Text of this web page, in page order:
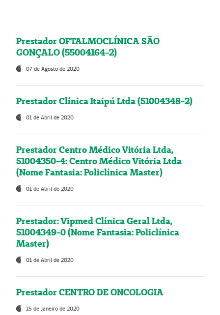
Prestador OFTALMOCLÍNICA SÃO
GONÇALO (55004164-2)
07 de Agosto de 2020
Prestador Clínica Itaipú Ltda (51004348-2)
01 de Abril de 2020
Prestador Centro Médico Vitória Ltda,
51004350-4: Centro Médico Vitória Ltda
(Nome Fantasia: Policlínica Master)
01 de Abril de 2020
Prestador: Vipmed Clínica Geral Ltda,
51004349-0 (Nome Fantasia: Policlínica
Master)
01 de Abril de 2020
Prestador CENTRO DE ONCOLOGIA
15 de Janeiro de 2020